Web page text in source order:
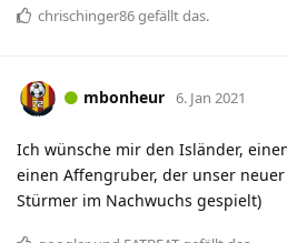
chrischinger86gefällt das.
mbonheur 6. Jan 2021
Ich wünsche mir den Isländer,
einen Affengruber, der unser
Stürmer im Nachwuchs gespielt)